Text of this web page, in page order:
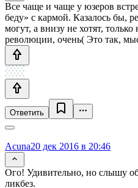
Все чаще и чаще у юзеров
беду» с кармой. Казалось бы,
могут, а внизу не хотят,
революции, очень( Это так,
Ответить
Acuna20 дек 2016 в 20:46
Ого! Удивительно, но слышу
ликбез.